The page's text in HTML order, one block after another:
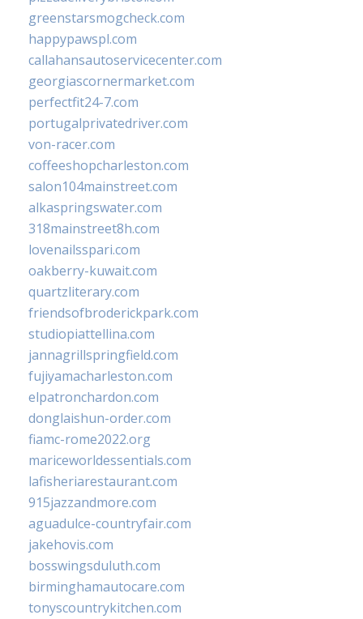
greenstarsmogcheck.com
happypawspl.com
callahansautoservicecenter.com
georgiascornermarket.com
perfectfit24-7.com
portugalprivatedriver.com
von-racer.com
coffeeshopcharleston.com
salon104mainstreet.com
alkaspringswater.com
318mainstreet8h.com
lovenailsspari.com
oakberry-kuwait.com
quartzliterary.com
friendsofbroderickpark.com
studiopiattellina.com
jannagrillspringfield.com
fujiyamacharleston.com
elpatronchardon.com
donglaishun-order.com
fiamc-rome2022.org
mariceworldessentials.com
lafisheriarestaurant.com
915jazzandmore.com
aguadulce-countryfair.com
jakehovis.com
bosswingsduluth.com
birminghamautocare.com
tonyscountrykitchen.com